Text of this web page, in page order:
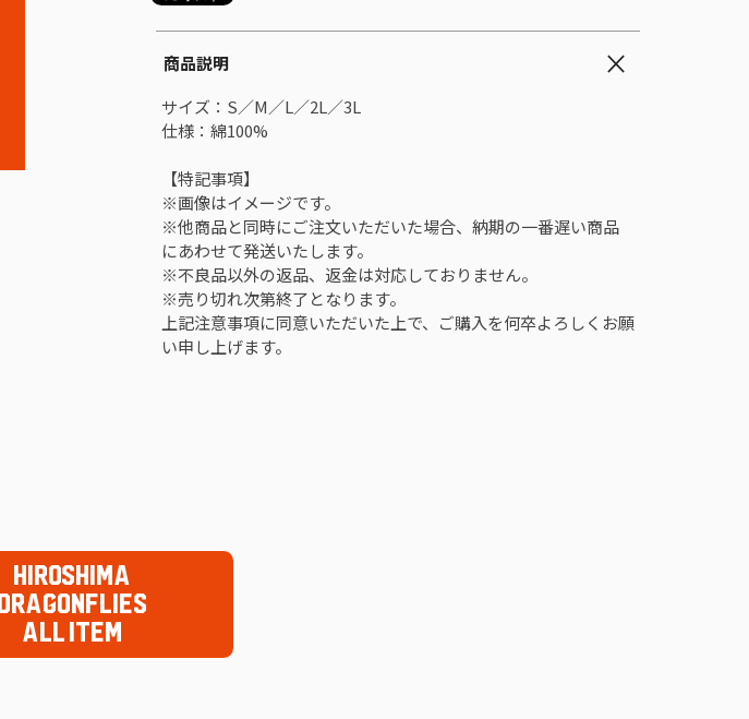
商品説明
サイズ：S／M／L／2L／3L
仕様：綿100%
【特記事項】
※画像はイメージです。
※他商品と同時にご注文いただいた場合、納期の一番遅い商品
にあわせて発送いたします。
※不良品以外の返品、返金は対応しておりません。
※売り切れ次第終了となります。
上記注意事項に同意いただいた上で、ご購入を何卒よろしくお願
い申し上げます。
HIROSHIMA
DRAGONFLIES
ALL ITEM